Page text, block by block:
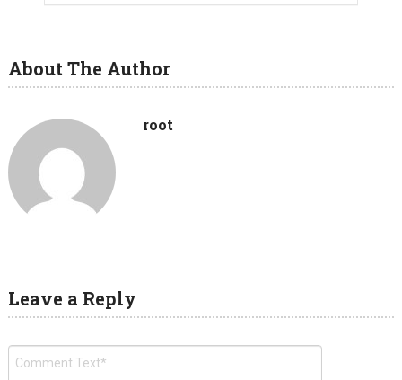
About The Author
root
Leave a Reply